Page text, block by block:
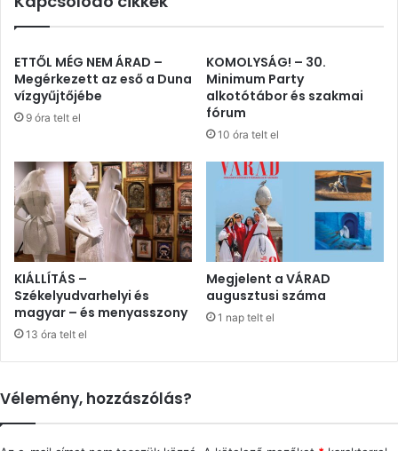
ETTŐL MÉG NEM ÁRAD –
Megérkezett az eső a Duna
vízgyűjtőjébe
9 óra telt el
KOMOLYSÁG! – 30.
Minimum Party
alkotótábor és szakmai
fórum
10 óra telt el
KIÁLLÍTÁS –
Székelyudvarhelyi és
magyar – és menyasszony
13 óra telt el
Megjelent a VÁRAD
augusztusi száma
1 nap telt el
Vélemény, hozzászólás?